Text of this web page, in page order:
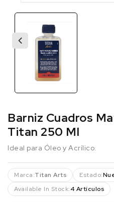
Barniz Cuadros
Titan 250 Ml
Ideal para Óleo y Acrílico.
Marca:Titan Arts Estado:
Available In Stock:4 Artículos